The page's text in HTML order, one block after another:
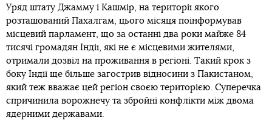
Уряд штату Джамму і Кашмір, на території якого
розташований Пахалгам, цього місяця поінформував
місцевий парламент, що за останні два роки майже 84
тисячі громадян Індії, які не є місцевими жителями,
отримали дозвіл на проживання в регіоні. Такий крок з
боку Індії ще більше загострив відносини з Пакистаном,
який теж вважає цей регіон своєю територією. Суперечка
спричинила ворожнечу та збройні конфлікти між двома
ядерними державами.